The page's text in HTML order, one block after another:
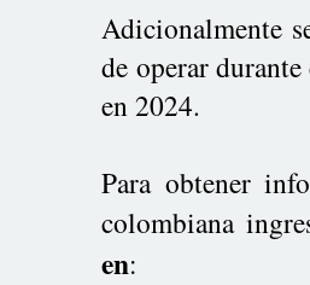
Adicionalmente
de operar
en 2024.
Para obtener
colombiana
en: